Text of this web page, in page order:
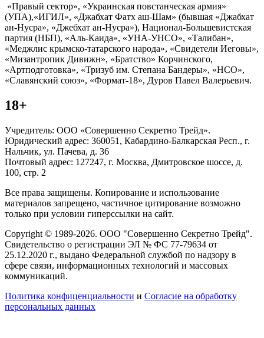
«Правый сектор», «Украинская повстанческая армия»
(УПА),«ИГИЛ», «Джабхат Фатх аш-Шам» (бывшая «Джабхат
ан-Нусра», «Джебхат ан-Нусра»), Национал-Большевистская
партия (НБП), «Аль-Каида», «УНА-УНСО», «Талибан»,
«Меджлис крымско-татарского народа», «Свидетели Иеговы»,
«Мизантропик Дивижн», «Братство» Корчинского,
«Артподготовка», «Тризуб им. Степана Бандеры», «НСО»,
«Славянский союз», «Формат-18», Дуров Павел Валерьевич.
18+
Учредитель: ООО «Совершенно Секретно Трейд».
Юридический адрес: 360051, Кабардино-Балкарская Респ., г.
Нальчик, ул. Пачева, д. 36
Почтовый адрес: 127247, г. Москва, Дмитровское шоссе, д.
100, стр. 2
Все права защищены. Копирование и использование
материалов запрещено, частичное цитирование возможно
только при условии гиперссылки на сайт.
Copyright © 1989-2026. ООО "Совершенно Секретно Трейд".
Свидетельство о регистрации ЭЛ № ФС 77-79634 от
25.12.2020 г., выдано Федеральной службой по надзору в
сфере связи, информационных технологий и массовых
коммуникаций.
Политика конфиценциальности и Согласие на обработку
персональных данных